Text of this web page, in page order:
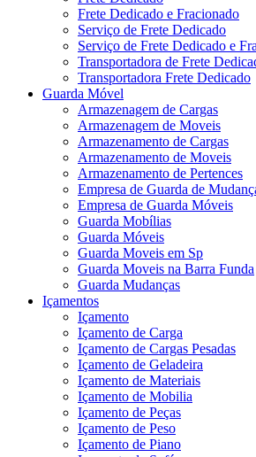
Frete Dedicado e Fracionado
Serviço de Frete Dedicado
Serviço de Frete Dedicado e
Transportadora de Frete
Transportadora Frete Dedicado
Guarda Móvel
Armazenagem de Cargas
Armazenagem de Moveis
Armazenamento de Cargas
Armazenamento de Moveis
Armazenamento de Pertences
Empresa de Guarda de
Empresa de Guarda Móveis
Guarda Mobílias
Guarda Móveis
Guarda Moveis em Sp
Guarda Moveis na Barra Funda
Guarda Mudanças
Içamentos
Içamento
Içamento de Carga
Içamento de Cargas Pesadas
Içamento de Geladeira
Içamento de Materiais
Içamento de Mobilia
Içamento de Peças
Içamento de Peso
Içamento de Piano